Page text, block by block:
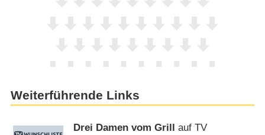
Weiterführende Links
Drei Damen vom Grill auf TV